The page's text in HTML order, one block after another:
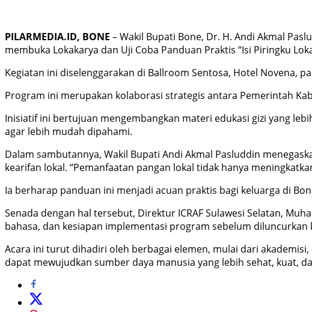
PILARMEDIA.ID, BONE – Wakil Bupati Bone, Dr. H. Andi Akmal
membuka Lokakarya dan Uji Coba Panduan Praktis “Isi Piringku
Kegiatan ini diselenggarakan di Ballroom Sentosa, Hotel Novena,
​Program ini merupakan kolaborasi strategis antara Pemerintah
Inisiatif ini bertujuan mengembangkan materi edukasi gizi yang
agar lebih mudah dipahami.
​Dalam sambutannya, Wakil Bupati Andi Akmal Pasluddin
kearifan lokal. “Pemanfaatan pangan lokal tidak hanya
Ia berharap panduan ini menjadi acuan praktis bagi keluarga di
​Senada dengan hal tersebut, Direktur ICRAF Sulawesi Selatan,
bahasa, dan kesiapan implementasi program sebelum diluncurkan
​Acara ini turut dihadiri oleh berbagai elemen, mulai dari
dapat mewujudkan sumber daya manusia yang lebih sehat, kuat,